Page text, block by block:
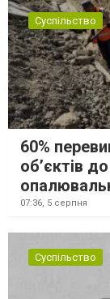
Суспільство
60%
об’єктів
07:36, 5 серпня
Суспільство